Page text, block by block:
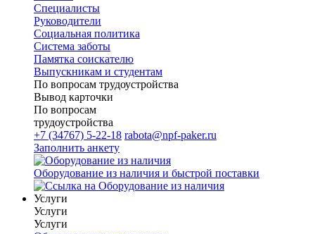
Специалисты
Руководители
Cоциальная политика
Система заботы
Памятка соискателю
Выпускникам и студентам
По вопросам трудоустройства
Вывод карточки
По вопросам
трудоустройства
+7 (34767) 5-22-18 rabota@npf-paker.ru
Заполнить анкету
Оборудование из наличия и быстрой поставки
Услуги
Услуги
Услуги